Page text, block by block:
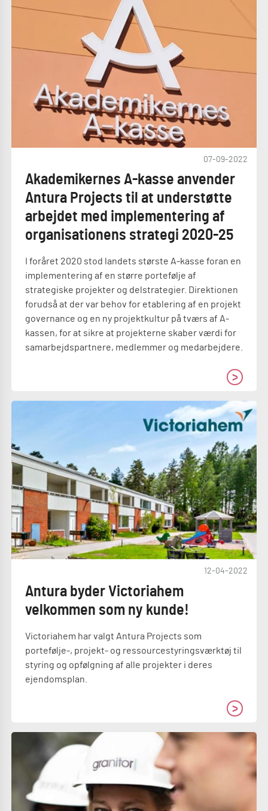
07-09-2022
Akademikernes A-kasse anvender
Antura Projects til at understøtte
arbejdet med implementering af
organisationens strategi 2020-25
I foråret 2020 stod landets største A-kasse foran en
implementering af en større portefølje af
strategiske projekter og delstrategier. Direktionen
forudså at der var behov for etablering af en projekt
governance og en ny projektkultur på tværs af A-
kassen, for at sikre at projekterne skaber værdi for
samarbejdspartnere, medlemmer og medarbejdere.
12-04-2022
Antura byder Victoriahem
velkommen som ny kunde!
Victoriahem har valgt Antura Projects som
portefølje-, projekt- og ressourcestyringsværktøj til
styring og opfølgning af alle projekter i deres
ejendomsplan.